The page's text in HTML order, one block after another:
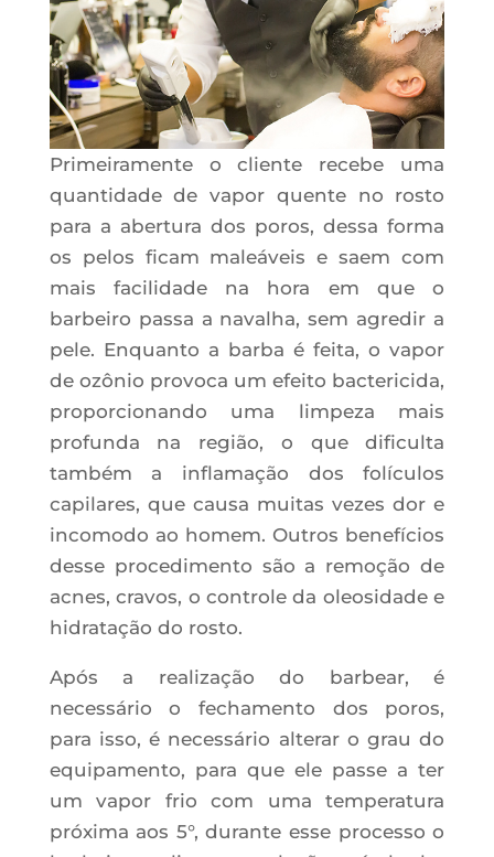
Primeiramente o cliente recebe uma
quantidade de vapor quente no rosto
para a abertura dos poros, dessa forma
os pelos ficam maleáveis e saem com
mais facilidade na hora em que o
barbeiro passa a navalha, sem agredir a
pele. Enquanto a barba é feita, o vapor
de ozônio provoca um efeito bactericida,
proporcionando uma limpeza mais
profunda na região, o que dificulta
também a inflamação dos folículos
capilares, que causa muitas vezes dor e
incomodo ao homem. Outros benefícios
desse procedimento são a remoção de
acnes, cravos, o controle da oleosidade e
hidratação do rosto.
Após a realização do barbear, é
necessário o fechamento dos poros,
para isso, é necessário alterar o grau do
equipamento, para que ele passe a ter
um vapor frio com uma temperatura
próxima aos 5°, durante esse processo o